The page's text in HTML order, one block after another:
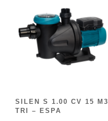
SILEN S 1.00 CV 15 M3
TRI – ESPA